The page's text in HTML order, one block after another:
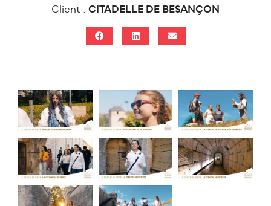
Client :CITADELLE DE BESANÇON